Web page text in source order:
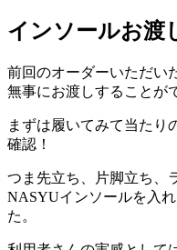
インソールお渡
前回のオーダーいただい
無事にお渡しすることが
まずは履いてみて当たり
確認！
つま先立ち、片脚立ち、
NASYUインソールを入
た。